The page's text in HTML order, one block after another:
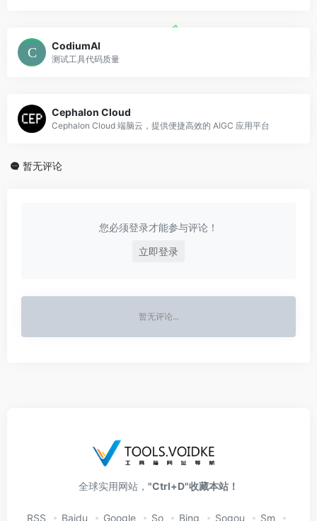
CodiumAI
测试工具代码质量
Cephalon Cloud
Cephalon Cloud 端脑云，提供便捷高效的 AIGC 应用平台
暂无评论
您必须登录才能参与评论！
立即登录
暂无评论...
全球实用网站， "Ctrl+D"收藏本站！
RSS Baidu Google So Bing Sogou Sm